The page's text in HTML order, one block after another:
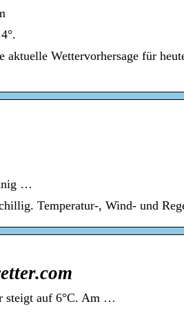
Wettervorhersage für
…
Temperatur-, Wind- und
steigt auf 6°C. Am …